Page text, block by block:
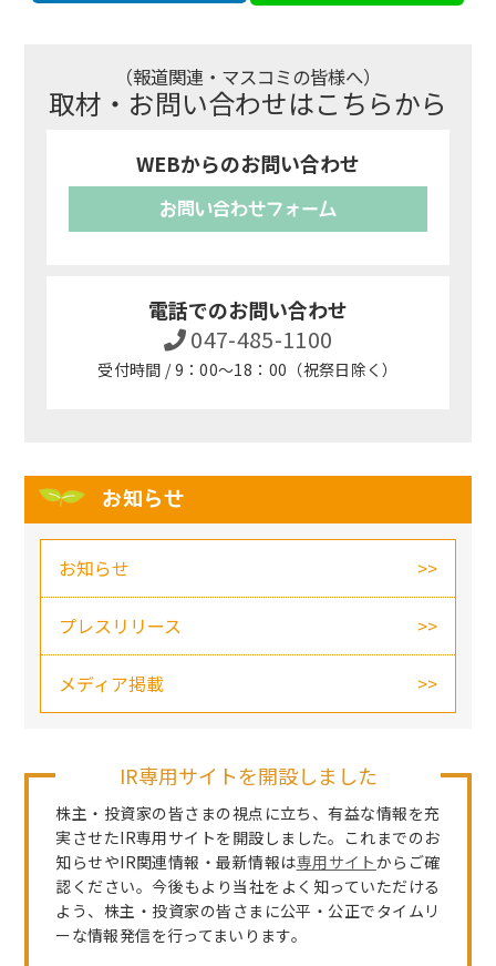
（報道関連・マスコミの皆様へ）
取材・お問い合わせはこちらから
WEBからのお問い合わせ
お問い合わせフォーム
電話でのお問い合わせ
047-485-1100
受付時間 / 9：00～18：00（祝祭日除く）
お知らせ
お知らせ
プレスリリース
メディア掲載
IR専用サイトを開設しました
株主・投資家の皆さまの視点に立ち、有益な情報を充
実させたIR専用サイトを開設しました。これまでのお
知らせやIR関連情報・最新情報は専用サイトからご確
認ください。今後もより当社をよく知っていただける
よう、株主・投資家の皆さまに公平・公正でタイムリ
ーな情報発信を行ってまいります。